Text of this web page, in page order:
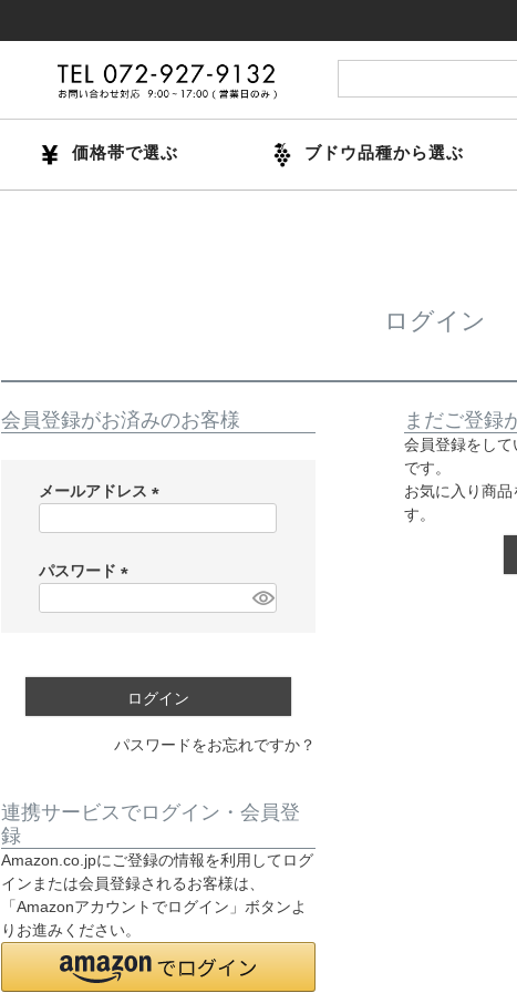
価格帯で選ぶ ブドウ品種から選ぶ
ログイン
会員登録がお済みのお客様
メールアドレス
)
パスワード
ログイン
パスワードをお忘れですか？
連携サービスでログイン・会員登
録
Amazon.co.jpにご登録の情報を利用してログ
インまたは会員登録されるお客様は、
「Amazonアカウントでログイン」ボタンよ
りお進みください。
まだご登録
会員登録をし
です。
お気に入り商
す。